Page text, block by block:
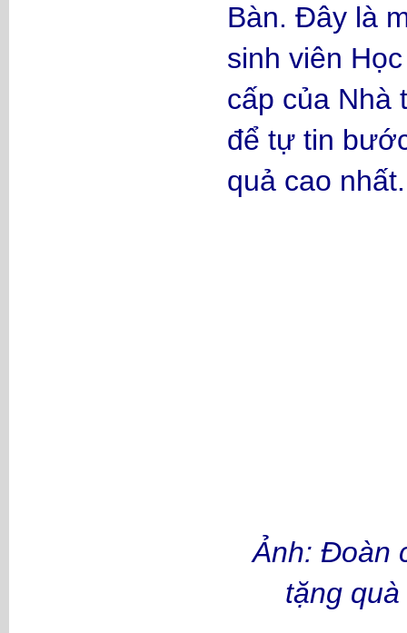
Bàn. Đây là
sinh viên
cấp của Nhà
để tự tin
quả cao nhất.
Ảnh: Đoàn
tặng